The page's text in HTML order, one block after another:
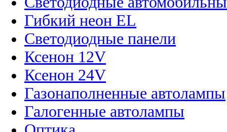
Гибкий неон EL
Светодиодные панели
Ксенон 12V
Ксенон 24V
Газонаполненные автолампы
Галогенные автолампы